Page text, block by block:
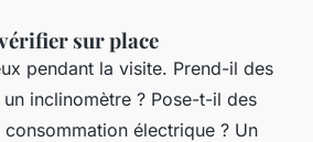
sur place
pendant la visite. Prend-il des
inclinomètre ? Pose-t-il des
électrique ? Un